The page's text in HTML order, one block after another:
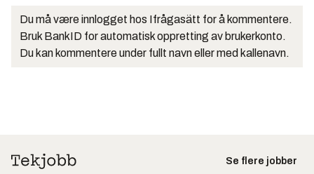
Du må være innlogget hos Ifrågasätt for å kommentere.
Bruk BankID for automatisk oppretting av brukerkonto.
Du kan kommentere under fullt navn eller med kallenavn.
Se flere jobber